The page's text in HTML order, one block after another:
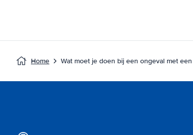
Home Wat moet je doen bij een ongeval met